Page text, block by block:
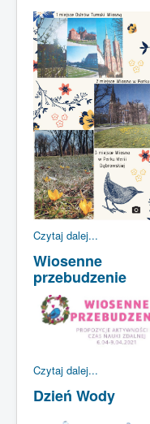
Czytaj dalej...
Wiosenne
przebudzenie
Czytaj dalej...
Dzień Wody